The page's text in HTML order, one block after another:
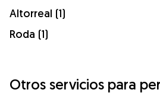
Altorreal (1)
Roda (1)
Otros servicios para